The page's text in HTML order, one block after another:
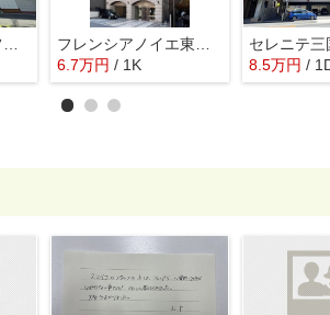
プレサンス神崎川ファインブレス
フレンシアノイエ東三国(旧：ラグゼ東三国Ⅰ)
6.7万円 / 1K
セレニテ三
8.5万円 /